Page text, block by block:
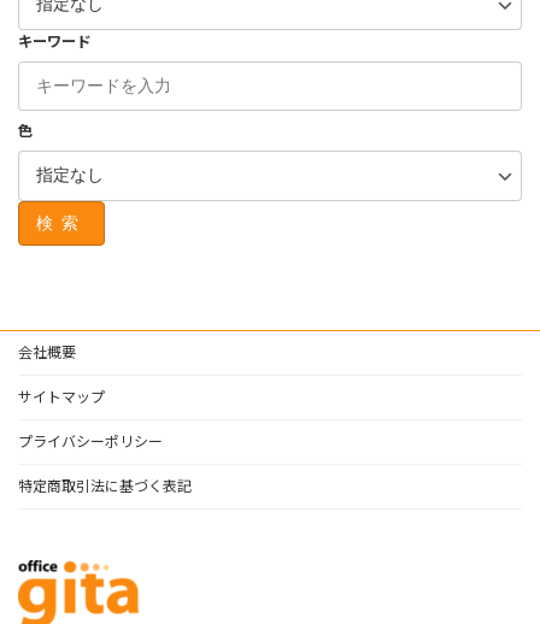
キーワード
色
検索
会社概要
サイトマップ
プライバシーポリシー
特定商取引法に基づく表記